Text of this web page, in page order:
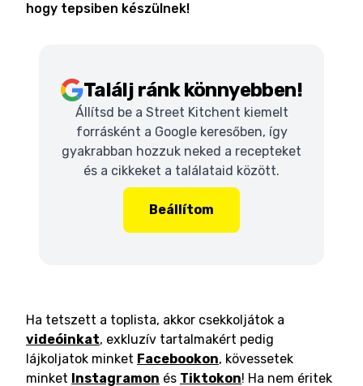
hogy tepsiben készülnek!
Találj ránk könnyebben!
Állítsd be a Street Kitchent kiemelt
forrásként a Google keresőben, így
gyakrabban hozzuk neked a recepteket
és a cikkeket a találataid között.
Beállítom
Ha tetszett a toplista, akkor csekkoljátok a
videóinkat, exkluzív tartalmakért pedig
lájkoljatok minket Facebookon, kövessetek
minket Instagramon és Tiktokon! Ha nem éritek